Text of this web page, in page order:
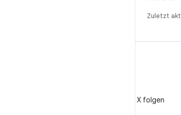
Zuletzt
@AndroidDev auf X folgen